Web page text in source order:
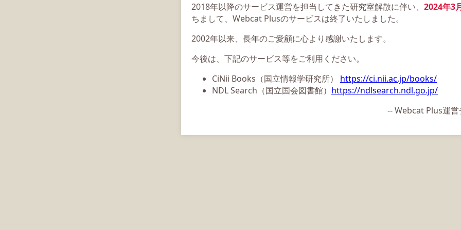
2018年以降のサービス運営を担当してきた研究室解散に伴い、 2024年3
ちまして、Webcat Plusのサービスは終了いたしました。
2002年以来、長年のご愛顧に心より感謝いたします。
今後は、下記のサービス等をご利用ください。
CiNii Books（国立情報学研究所） https://ci.nii.ac.jp/books/
NDL Search（国立国会図書館） https://ndlsearch.ndl.go.jp/
-- Webcat Plus運